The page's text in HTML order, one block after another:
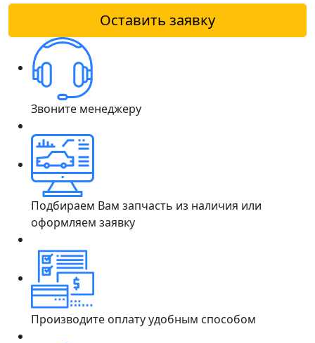
Оставить заявку
Звоните менеджеру
Подбираем Вам запчасть из наличия или
оформляем заявку
Производите оплату удобным способом